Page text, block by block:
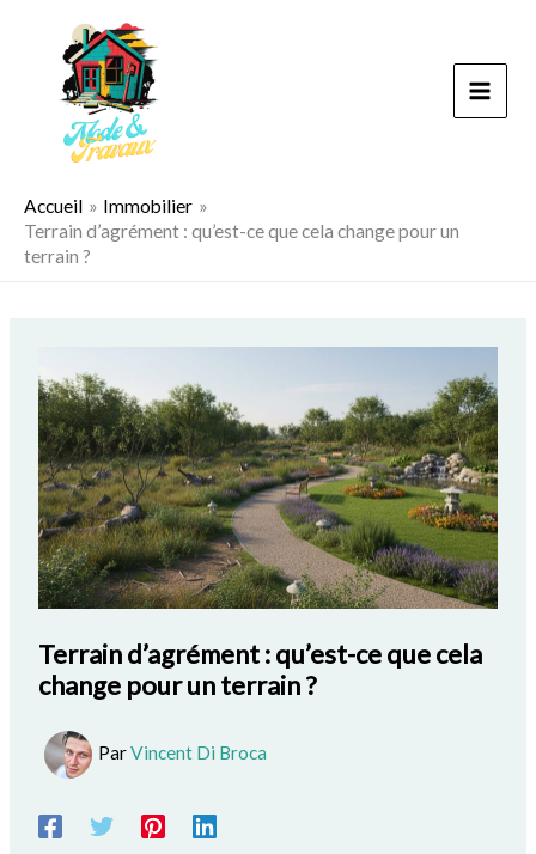
Accueil
Immobilier
Terrain d’agrément : qu’est-ce que cela change pour un
terrain ?
Terrain d’agrément : qu’est-ce que cela
change pour un terrain ?
ParVincent Di Broca